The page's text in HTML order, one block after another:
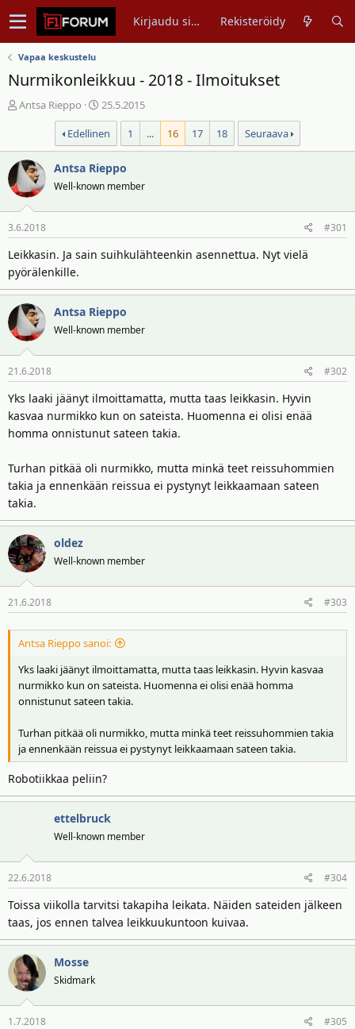
Kirjaudu sisään Rekisteröidy
Vapaa keskustelu
Nurmikonleikkuu - 2018 - Ilmoitukset
V
s
t
i
k
e
t
u
n
a
l
o
i
t
t
j
a
Antsa Rieppo
A
l
o
i
t
u
p
v
m
ä
ä
ä
25.5.2015
Edellinen
1 ... 16 17 18 Seuraava
Antsa Rieppo
Well-known member
3.6.2018 #301
Leikkasin. Ja sain suihkulähteenkin asennettua. Nyt vielä
pyörälenkille.
Antsa Rieppo
Well-known member
21.6.2018 #302
Yks laaki jäänyt ilmoittamatta, mutta taas leikkasin. Hyvin
kasvaa nurmikko kun on sateista. Huomenna ei olisi enää
homma onnistunut sateen takia.
Turhan pitkää oli nurmikko, mutta minkä teet reissuhommien
takia ja ennenkään reissua ei pystynyt leikkaamaan sateen
takia.
oldez
Well-known member
21.6.2018 #303
Antsa Rieppo sanoi:
Yks laaki jäänyt ilmoittamatta, mutta taas leikkasin. Hyvin kasvaa
nurmikko kun on sateista. Huomenna ei olisi enää homma
onnistunut sateen takia.
Turhan pitkää oli nurmikko, mutta minkä teet reissuhommien takia
ja ennenkään reissua ei pystynyt leikkaamaan sateen takia.
Robotiikkaa peliin?
ettelbruck
Well-known member
22.6.2018 #304
Toissa viikolla tarvitsi takapiha leikata. Näiden sateiden jälkeen
taas, jos ennen talvea leikkuukuntoon kuivaa.
Mosse
Skidmark
1.7.2018 #305